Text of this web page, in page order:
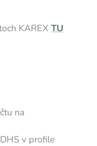
KAREX TU
TO?
na
v profile